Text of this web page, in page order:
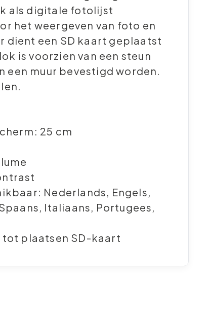
als digitale fotolijst
het weergeven van foto en
dient een SD kaart geplaatst
is voorzien van een steun
een muur bevestigd worden.
25 cm
Nederlands, Engels,
Italiaans, Portugees,
plaatsen SD-kaart